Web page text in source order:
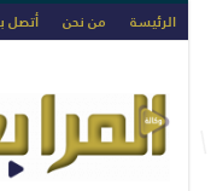
الرئيسة من نحن أتصل